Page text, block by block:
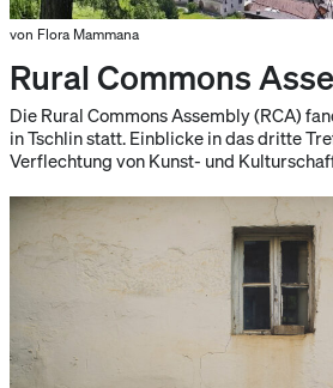
von Flora Mammana
Rural Commons
Die Rural Commons Assembly (RCA)
in Tschlin statt. Einblicke in das dritte
Verflechtung von Kunst- und